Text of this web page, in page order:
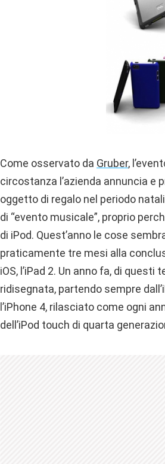
Come osservato da Gruber,
circostanza l’azienda annuncia e
oggetto di regalo nel periodo
di “evento musicale”, proprio
di iPod. Quest’anno le cose
praticamente tre mesi alla
iOS, l’iPad 2. Un anno fa, di
ridisegnata, partendo sempre
l’iPhone 4, rilasciato come ogni
dell’iPod touch di quarta